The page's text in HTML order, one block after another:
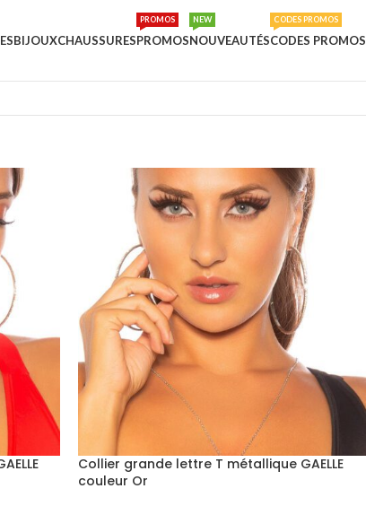
BIJOUXCHAUSSURESPROMOS
PROMOS
NOUVEAUTÉS
NEW
CODES PROMOS
CODES PROMOS
Collier grande lettre T métallique GAELLE
couleur Or